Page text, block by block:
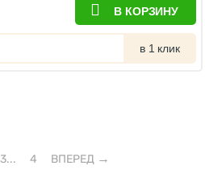
В КОРЗИНУ
в 1 клик
3... 4 ВПЕРЕД